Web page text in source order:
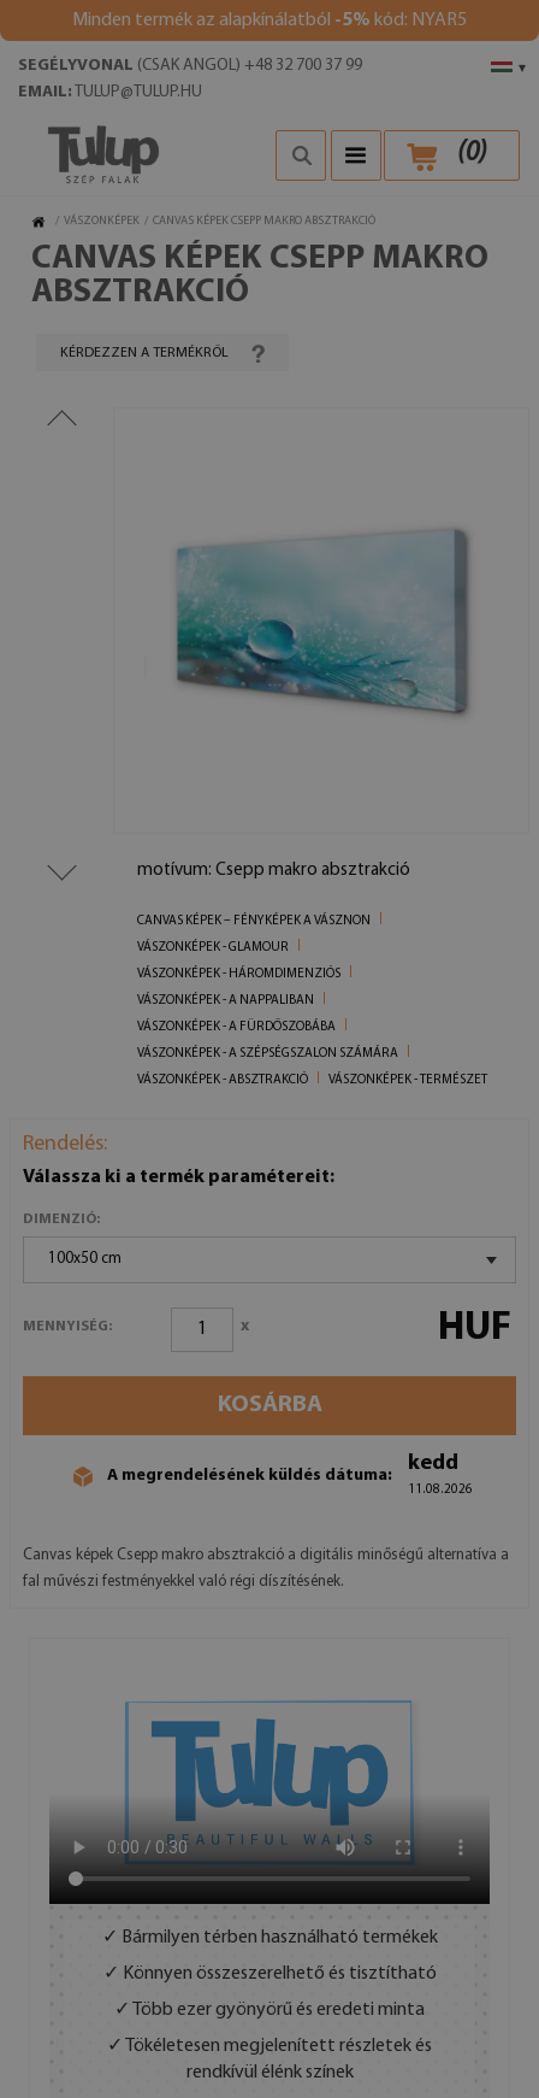
Minden termék az alapkínálatból -5% kód: NYAR5
▾
SEGÉLYVONAL (CSAK ANGOL) +48 32 700 37 99
EMAIL: TULUP@TULUP.HU
(0)
/ VÁSZONKÉPEK / CANVAS KÉPEK CSEPP MAKRO ABSZTRAKCIÓ
CANVAS KÉPEK CSEPP MAKRO
ABSZTRAKCIÓ
KÉRDEZZEN A TERMÉKRŐL
motívum: Csepp makro absztrakció
CANVAS KÉPEK – FÉNYKÉPEK A VÁSZNON
VÁSZONKÉPEK - GLAMOUR
VÁSZONKÉPEK - HÁROMDIMENZIÓS
VÁSZONKÉPEK - A NAPPALIBAN
VÁSZONKÉPEK - A FÜRDŐSZOBÁBA
VÁSZONKÉPEK - A SZÉPSÉGSZALON SZÁMÁRA
VÁSZONKÉPEK - ABSZTRAKCIÓ
VÁSZONKÉPEK - TERMÉSZET
Rendelés:
Válassza ki a termék paramétereit:
DIMENZIÓ:
100x50 cm
MENNYISÉG: x HUF
KOSÁRBA
A megrendelésének küldés dátuma:
kedd
11.08.2026
Canvas képek Csepp makro absztrakció a digitális minőségű alternatíva a
fal művészi festményekkel való régi díszítésének.
✓ Bármilyen térben használható termékek
✓ Könnyen összeszerelhető és tisztítható
✓ Több ezer gyönyörű és eredeti minta
✓ Tökéletesen megjelenített részletek és
rendkívül élénk színek